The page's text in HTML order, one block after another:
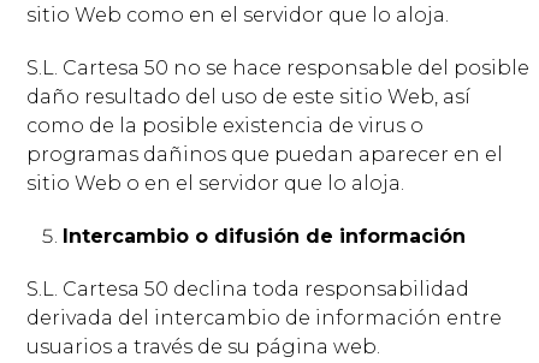
sitio Web como en el servidor que lo aloja.
S.L. Cartesa 50 no se hace responsable del posible
daño resultado del uso de este sitio Web, así
como de la posible existencia de virus o
programas dañinos que puedan aparecer en el
sitio Web o en el servidor que lo aloja.
Intercambio o difusión de información
S.L. Cartesa 50 declina toda responsabilidad
derivada del intercambio de información entre
usuarios a través de su página web.